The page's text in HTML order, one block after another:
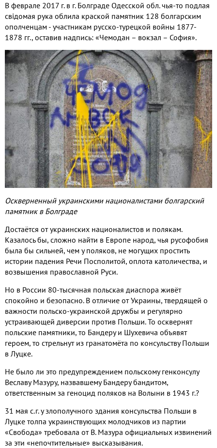
В феврале 2017 г. в г. Болграде Одесской обл. чья-то подлая
свiдомая рука облила краской памятник 128 болгарским
ополченцам - участникам русско-турецкой войны 1877-
1878 гг., оставив надпись: «Чемодан – вокзал – София».
Оскверненный украинскими националистами болгарский
памятник в Болграде
Достаётся от украинских националистов и полякам.
Казалось бы, сложно найти в Европе народ, чья русофобия
была бы сильней, чем у поляков, не могущих простить
истории падения Речи Посполитой, оплота католичества, и
возвышения православной Руси.
Но в России 80-тысячная польская диаспора живёт
спокойно и безопасно. В отличие от Украины, твердящей о
важности польско-украинской дружбы и регулярно
устраивающей диверсии против Польши. То осквернят
польские памятники, то Бандеру и Шухевича объявят
героем, то стрельнут из гранатомёта по консульству Польши
в Луцке.
Не было ли это предупреждением польскому генконсулу
Веславу Мазуру, назвавшему Бандеру бандитом,
ответственным за геноцид поляков на Волыни в 1943 г.?
31 мая с.г. у злополучного здания консульства Польши в
Луцке толпа украинствующих молодчиков из партии
«Свобода» требовала от В. Мазура официальных извинений
за эти «непочтительные» высказывания.